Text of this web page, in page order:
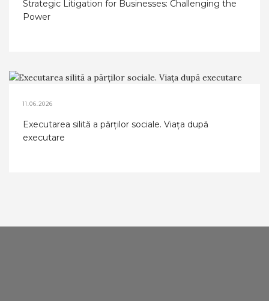
Strategic Litigation for Businesses: Challenging the
Power
11.06.2026
Executarea silită a părților sociale. Viața după
executare